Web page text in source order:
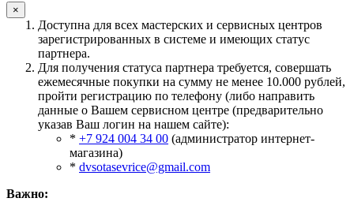
×
Доступна для всех мастерских и сервисных центров
зарегистрированных в системе и имеющих статус
партнера.
Для получения статуса партнера требуется, совершать
ежемесячные покупки на сумму не менее 10.000 рублей,
пройти регистрацию по телефону (либо направить
данные о Вашем сервисном центре (предварительно
указав Ваш логин на нашем сайте):
* +7 924 004 34 00 (администратор интернет-
магазина)
* dvsotasevrice@gmail.com
Важно: